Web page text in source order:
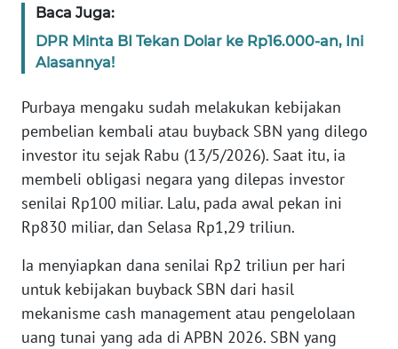
Baca Juga:
DPR Minta BI Tekan Dolar ke Rp16.000-an, Ini
Alasannya!
Purbaya mengaku sudah melakukan kebijakan
pembelian kembali atau buyback SBN yang dilego
investor itu sejak Rabu (13/5/2026). Saat itu, ia
membeli obligasi negara yang dilepas investor
senilai Rp100 miliar. Lalu, pada awal pekan ini
Rp830 miliar, dan Selasa Rp1,29 triliun.
Ia menyiapkan dana senilai Rp2 triliun per hari
untuk kebijakan buyback SBN dari hasil
mekanisme cash management atau pengelolaan
uang tunai yang ada di APBN 2026. SBN yang
WN
JABAR
WN
BANTEN
WN
WN
PAPUA